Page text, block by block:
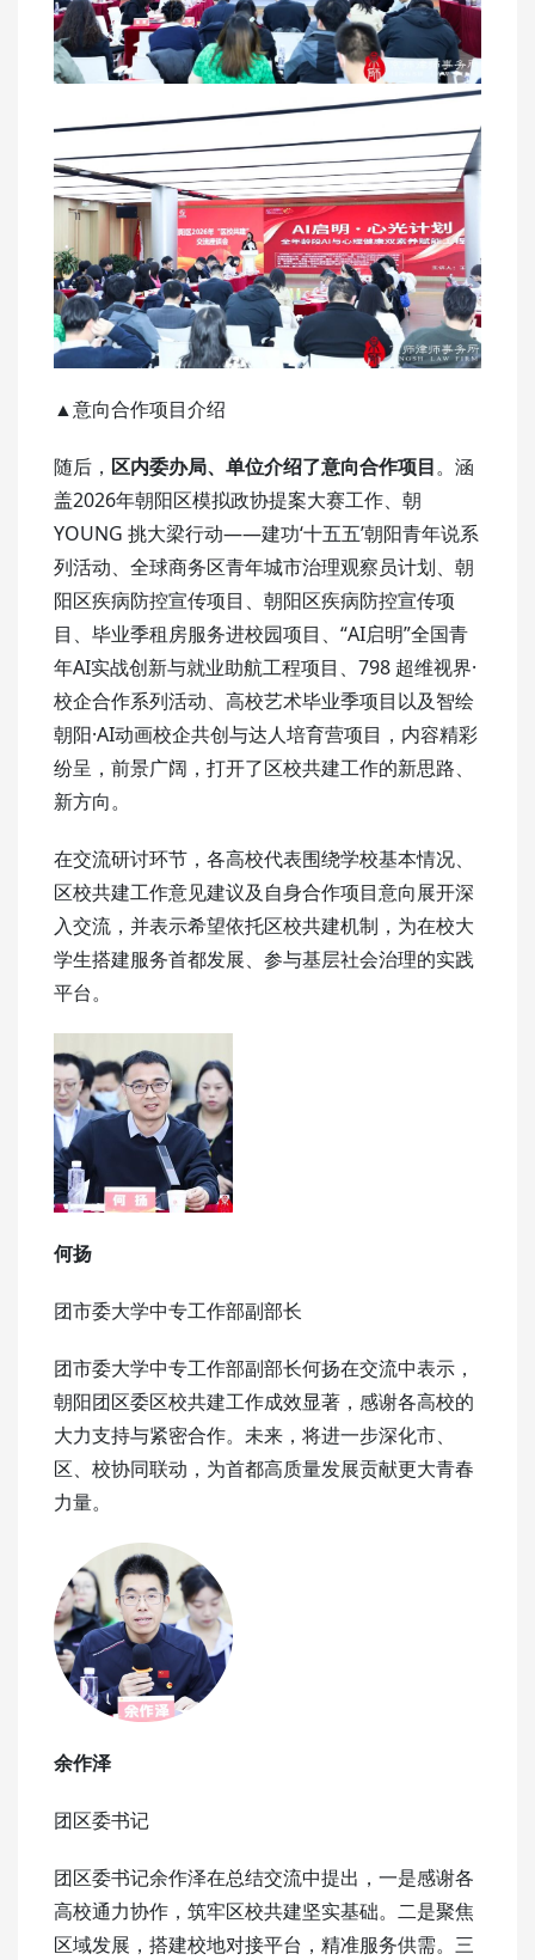
▲意向合作项目介绍
随后， 区内委办局、单位介绍了意向合作项目。涵
盖2026年朝阳区模拟政协提案大赛工作、朝
YOUNG 挑大梁行动——建功‘十五五’朝阳青年说系
列活动、全球商务区青年城市治理观察员计划、朝
阳区疾病防控宣传项目、朝阳区疾病防控宣传项
目、毕业季租房服务进校园项目、“AI启明”全国青
年AI实战创新与就业助航工程项目、798 超维视界·
校企合作系列活动、高校艺术毕业季项目以及智绘
朝阳·AI动画校企共创与达人培育营项目，内容精彩
纷呈，前景广阔，打开了区校共建工作的新思路、
新方向。
在交流研讨环节，各高校代表围绕学校基本情况、
区校共建工作意见建议及自身合作项目意向展开深
入交流，并表示希望依托区校共建机制，为在校大
学生搭建服务首都发展、参与基层社会治理的实践
平台。
何扬
团市委大学中专工作部副部长
团市委大学中专工作部副部长何扬在交流中表示，
朝阳团区委区校共建工作成效显著，感谢各高校的
大力支持与紧密合作。未来，将进一步深化市、
区、校协同联动，为首都高质量发展贡献更大青春
力量。
余作泽
团区委书记
团区委书记余作泽在总结交流中提出，一是感谢各
高校通力协作，筑牢区校共建坚实基础。二是聚焦
区域发展，搭建校地对接平台，精准服务供需。三